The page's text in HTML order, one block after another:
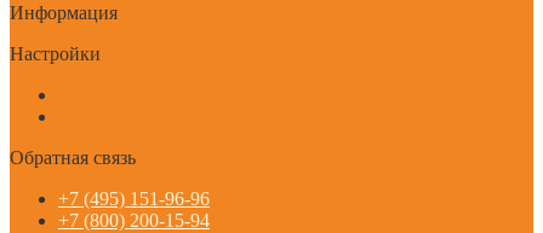
Информация
Настройки
Обратная связь
+7 (495) 151-96-96
+7 (800) 200-15-94